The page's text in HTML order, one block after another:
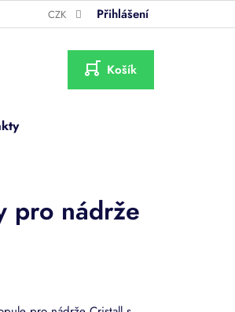
CZK Přihlášení
NÁKUPNÍ
KOŠÍK
pro nádrže